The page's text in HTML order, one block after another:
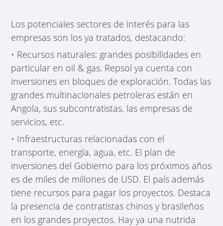
Los potenciales sectores de interés para las
empresas son los ya tratados, destacando:
• Recursos naturales: grandes posibilidades en
particular en oil & gas. Repsol ya cuenta con
inversiones en bloques de exploración. Todas las
grandes multinacionales petroleras están en
Angola, sus subcontratistas, las empresas de
servicios, etc.
• Infraestructuras relacionadas con el
transporte, energía, agua, etc. El plan de
inversiones del Gobierno para los próximos años
es de miles de millones de USD. El país además
tiene recursos para pagar los proyectos. Destaca
la presencia de contratistas chinos y brasileños
en los grandes proyectos. Hay ya una nutrida